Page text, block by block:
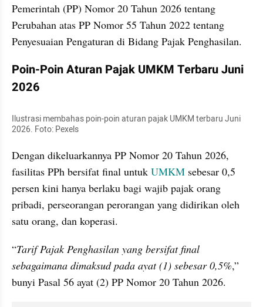
Pemerintah (PP) Nomor 20 Tahun 2026 tentang
Perubahan atas PP Nomor 55 Tahun 2022 tentang
Penyesuaian Pengaturan di Bidang Pajak Penghasilan.
Poin-Poin Aturan Pajak UMKM Terbaru Juni
2026
Ilustrasi membahas poin-poin aturan pajak UMKM terbaru Juni
2026. Foto: Pexels
Dengan dikeluarkannya PP Nomor 20 Tahun 2026,
fasilitas PPh bersifat final untuk UMKM sebesar 0,5
persen kini hanya berlaku bagi wajib pajak orang
pribadi, perseorangan perorangan yang didirikan oleh
satu orang, dan koperasi.
“Tarif Pajak Penghasilan yang bersifat final
sebagaimana dimaksud pada ayat (1) sebesar 0,5%,”
bunyi Pasal 56 ayat (2) PP Nomor 20 Tahun 2026.